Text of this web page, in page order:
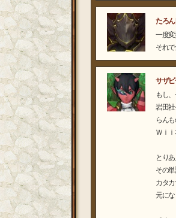
たろん
一度
それ
サザ
もし
岩田
らん
Ｗｉ
とり
その
カタ
元に